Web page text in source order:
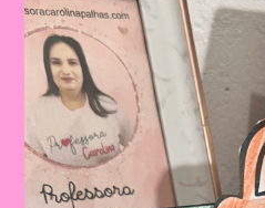
Educação
Infantil
Ensino
Fundamental